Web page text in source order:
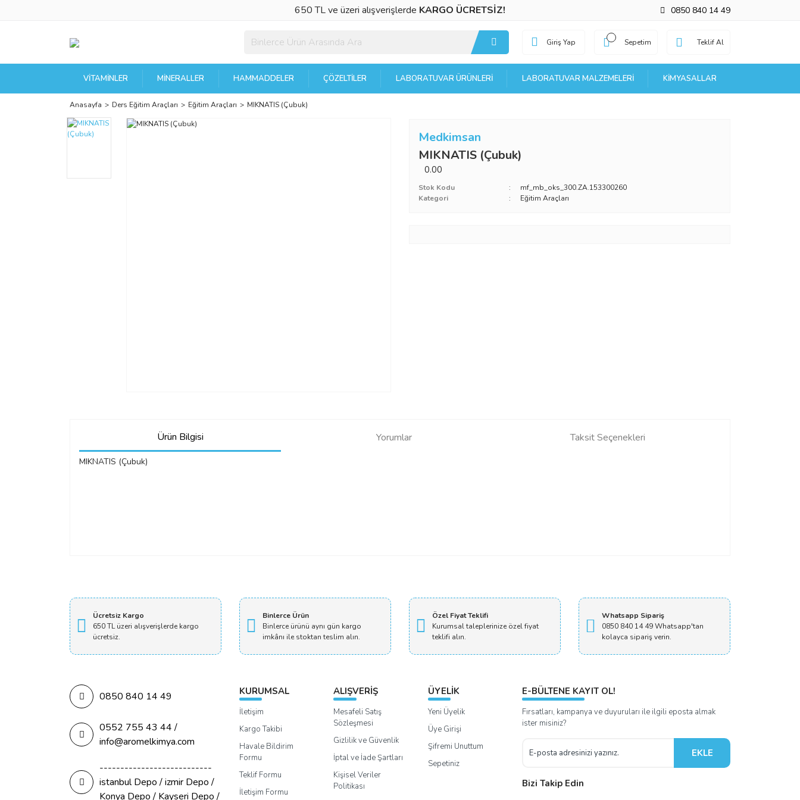
650 TL ve üzeri alışverişlerde KARGO ÜCRETSİZ! 0850 840 14 49
Giriş Yap Sepetim Teklif Al
VITAMINLER MINERALLER HAMMADDELER ÇÖZELTILER LABORATUVAR ÜRÜNLERI LABORATUVAR MALZEMELERI KIMYASALLAR
Anasayfa Ders Eğitim Araçları Eğitim Araçları MIKNATIS (Çubuk)
Medkimsan
MIKNATIS (Çubuk)
0.00
Stok Kodu
mf_mb_oks_300.ZA.153300260
Kategori
Eğitim Araçları
Ürün Bilgisi Yorumlar Taksit Seçenekleri
MIKNATIS (Çubuk)
Ücretsiz Kargo
650 TL üzeri alışverişlerde kargo
ücretsiz.
Binlerce Ürün
Binlerce ürünü aynı gün kargo
imkânı ile stoktan teslim alın.
Özel Fiyat Teklifi
Kurumsal taleplerinize özel fiyat
teklifi alın.
Whatsapp Sipariş
0850 840 14 49 Whatsapp'tan
kolayca sipariş verin.
0850 840 14 49
0552 755 43 44 /
info@aromelkimya.com
---------------------------
istanbul Depo / izmir Depo /
Konya Depo / Kayseri Depo /
KURUMSAL
İletişim
Kargo Takibi
Havale Bildirim
Formu
Teklif Formu
İletişim Formu
ALIŞVERİŞ
Mesafeli Satış
Sözleşmesi
Gizlilik ve Güvenlik
İptal ve İade Şartları
Kişisel Veriler
Politikası
ÜYELİK
Yeni Üyelik
Üye Girişi
Şifremi Unuttum
Sepetiniz
E-BÜLTENE KAYIT OL!
Fırsatları, kampanya ve duyuruları ile ilgili eposta almak
ister misiniz?
EKLE
Bizi Takip Edin